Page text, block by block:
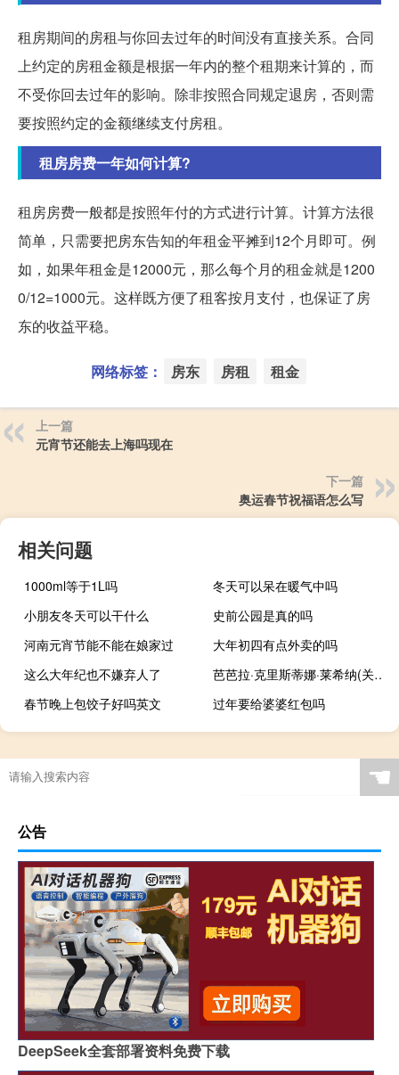
租房期间的房租与你回去过年的时间没有直接关系。合同
上约定的房租金额是根据一年内的整个租期来计算的，而
不受你回去过年的影响。除非按照合同规定退房，否则需
要按照约定的金额继续支付房租。
租房房费一年如何计算?
租房房费一般都是按照年付的方式进行计算。计算方法很
简单，只需要把房东告知的年租金平摊到12个月即可。例
如，如果年租金是12000元，那么每个月的租金就是1200
0/12=1000元。这样既方便了租客按月支付，也保证了房
东的收益平稳。
网络标签： 房东 房租 租金
上一篇
元宵节还能去上海吗现在
下一篇
奥运春节祝福语怎么写
相关问题
1000ml等于1L吗
冬天可以呆在暖气中吗
小朋友冬天可以干什么
史前公园是真的吗
河南元宵节能不能在娘家过
大年初四有点外卖的吗
这么大年纪也不嫌弃人了
芭芭拉·克里斯蒂娜·莱希纳(关于芭芭拉·克里斯蒂娜·莱希纳简述)
春节晚上包饺子好吗英文
过年要给婆婆红包吗
☚
公告
DeepSeek全套部署资料免费下载